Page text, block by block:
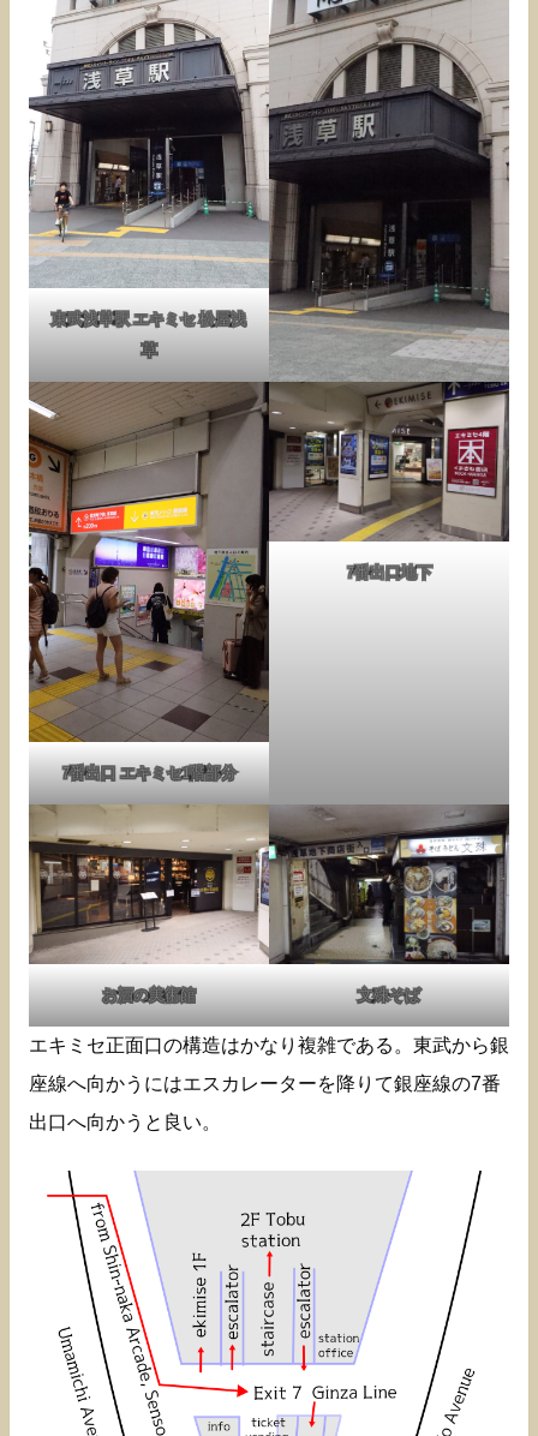
東武浅草駅 エキミセ 松屋浅
草
7番出口 エキミセ1階部分
7番出口地下
お酒の美術館 文殊そば
エキミセ正面口の構造はかなり複雑である。東武から銀
座線へ向かうにはエスカレーターを降りて銀座線の7番
出口へ向かうと良い。